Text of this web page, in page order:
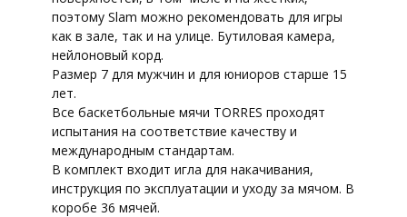
поэтому Slam можно рекомендовать для игры
как в зале, так и на улице. Бутиловая камера,
нейлоновый корд.
Размер 7 для мужчин и для юниоров старше 15
лет.
Все баскетбольные мячи TORRES проходят
испытания на соответствие качеству и
международным стандартам.
В комплект входит игла для накачивания,
инструкция по эксплуатации и уходу за мячом. В
коробе 36 мячей.